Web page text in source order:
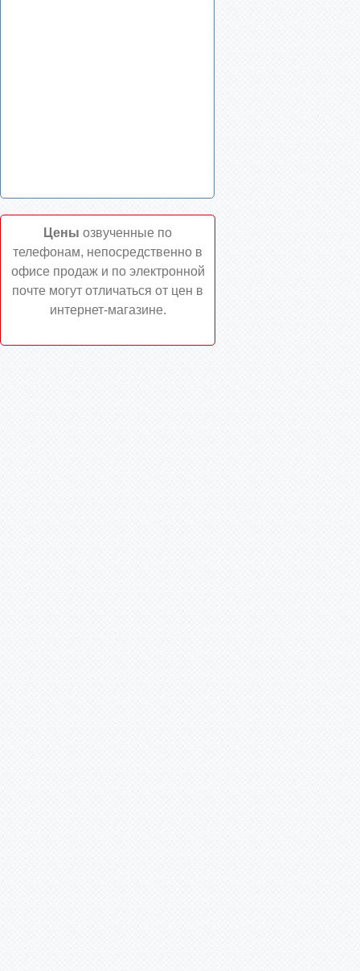
Цены озвученные по
телефонам, непосредственно в
офисе продаж и по электронной
почте могут отличаться от цен в
интернет-магазине.